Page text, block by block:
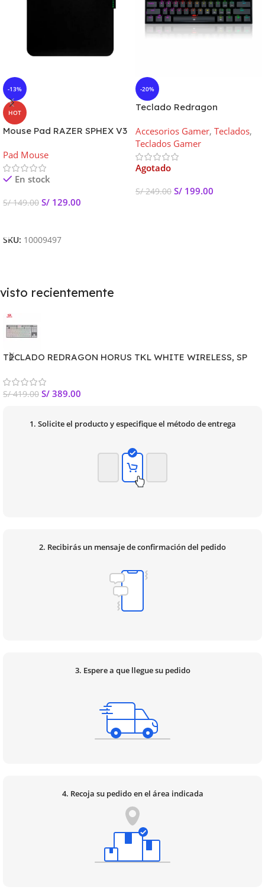
-13%
HOT
Mouse Pad RAZER SPHEX V3
Delgado
Pad Mouse
En stock
S/149.00 S/ 129.00
SKU: 10009497
-20%
Teclado Redragon
BLACK (Blue switch) US
Accesorios Gamer, Teclados,
Teclados Gamer
Agotado
S/249.00 S/ 199.00
visto recientemente
TECLADO REDRAGON HORUS TKL WHITE WIRELESS, SP
S/419.00 S/ 389.00
1. Solicite el producto y especifique el método de entrega
2. Recibirás un mensaje de confirmación del pedido
3. Espere a que llegue su pedido
4. Recoja su pedido en el área indicada